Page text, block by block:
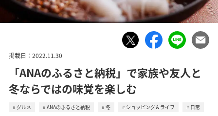
掲載日：2022.11.30
「ANAのふるさと納税」で家族や友人と
冬ならではの味覚を楽しむ
グルメ ANAのふるさと納税 冬 ショッピング＆ライフ
日常